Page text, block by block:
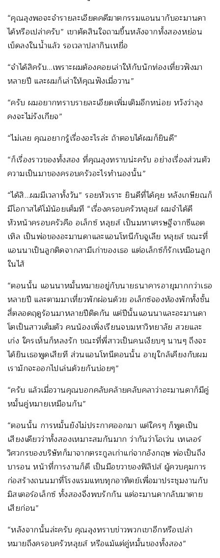
“คุณลุงพอจะจำรายละเอียดคดีฆาตกรรมแอนนากับอะมานดา
ได้หรือเปล่าครับ” เขาตัดสินใจถามขึ้นหลังจากทั้งสองหย่อน
เบ็ดลงในน้ำแล้ว รอเวลาปลากินเหยื่อ
“จำได้สิครับ…เพราะผมต้องคอยเล่าให้กับนักท่องเที่ยวฟังมา
หลายปี และผมก็เล่าให้คุณฟังเมื่อวาน”
“ครับ ผมอยากทราบรายละเอียดเพิ่มเติมอีกหน่อย หวังว่าลุง
คงจะไม่รังเกียจ”
“ไม่เลย คุณอยากรู้เรื่องอะไรล่ะ ถ้าตอบได้ผมก็ยินดี”
“ก็เรื่องราวของทั้งสอง ที่คุณลุงทราบน่ะครับ อย่างเรื่องส่วนตัว
ความเป็นมาของครอบครัวอะไรทำนองนั้น”
“ได้สิ…ผมมีเวลาทั้งวัน” รอยหัวเราะ ยินดีที่ได้คุย หลังเกษียณก็
มีโอกาสได้โม้น้อยเต็มที “เรื่องครอบครัวหลุยส์ ผมจำได้ดี
หัวหน้าครอบครัวคือ อเล็กซ์ หลุยส์ เป็นมหาเศรษฐีจากซีแอต
เทิล เป็นพ่อของอะมานดาและแอนโทนีกับจูเลีย หลุยส์ ขณะที่
แอนนาเป็นลูกติดจากสามีเก่าของเธอ แต่อเล็กซ์ก็รักเหมือนลูก
ในไส้
“ตอนนั้น แอนนาหมั้นหมายอยู่กับนายธนาคารอายุมากกว่าเธอ
หลายปี และตามมาเที่ยวพักผ่อนด้วย อเล็กซ์จองห้องพักทั้งชั้น
สี่ตลอดฤดูร้อนมาหลายปีติดกัน แต่ปีนั้นแอนนาและอะมานดา
โตเป็นสาวเต็มตัว คนน้องเพิ่งเรียนจบมหาวิทยาลัย สวยและ
เก่ง ใครเห็นก็หลงรัก ขณะที่พี่สาวเป็นคนเงียบๆ นานๆ ถึงจะ
ได้ยินเธอพูดเสียที ส่วนแอนโทนีตอนนั้น อายุใกล้เคียงกับผม
เรามักจะออกไปเล่นด้วยกันบ่อยๆ”
“ครับ แล้วเมื่อวานคุณบอกคลับคล้ายคลับคลาว่าอะมานดาก็มีคู่
หมั้นคู่หมายเหมือนกัน”
“ตอนนั้น การหมั้นยังไม่ประกาศออกมา แต่ใครๆ ก็พูดเป็น
เสียงเดียวว่าทั้งสองเหมาะสมกันมาก ว่ากันว่าโอเว่น เทเลอร์
วิศวกรของบริษัทก็มาจากตระกูลเก่าแก่จากอังกฤษ พ่อเป็นถึง
บารอน หน้าที่การงานก็ดี เป็นมือขวาของฟิลิปส์ ผู้ควบคุมการ
ก่อสร้างถนนมาที่โรงแรมแทบทุกอาทิตย์เพื่อมาประชุมงานกับ
มิสเตอร์อเล็กซ์ ทั้งสองจึงพบรักกัน แต่อะมานดากลับมาตาย
เสียก่อน”
“หลังจากนั้นล่ะครับ คุณลุงทราบข่าวพวกเขาอีกหรือเปล่า
หมายถึงครอบครัวหลุยส์ หรือแม้แต่คู่หมั้นของทั้งสอง”